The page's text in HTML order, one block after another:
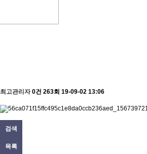
최고관리자 0건 263회 19-09-02 13:06
검색
목록